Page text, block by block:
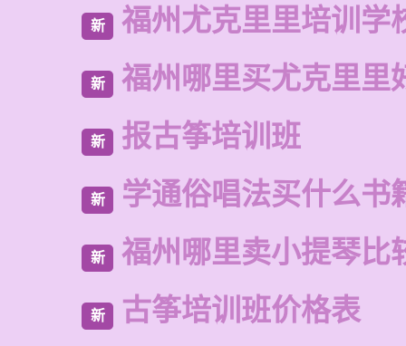
新 福州尤克里里培训学
新 福州哪里买尤克里里
新 报古筝培训班
新 学通俗唱法买什么书
新 福州哪里卖小提琴比
新 古筝培训班价格表